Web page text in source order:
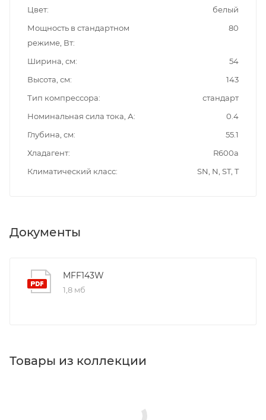
Цвет
белый
Мощность в стандартном
режиме, Вт
80
Ширина, см
54
Высота, см
143
Тип компрессора
стандарт
Номинальная сила тока, А
0.4
Глубина, см
55.1
Хладагент
R600a
Климатический класс
SN, N, ST, T
Документы
MFF143W
1,8 мб
Товары из коллекции